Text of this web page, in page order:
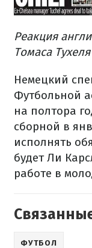
Реакция
Томаса
Немецкий
Футбольной
на полтора
сборной в
исполнять
будет Ли
работе в
ФУТБОЛ